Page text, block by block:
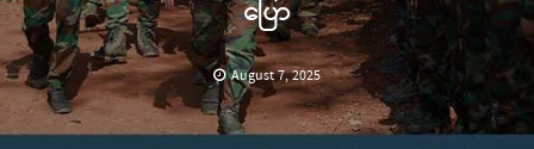
ပြော
August 7, 2025